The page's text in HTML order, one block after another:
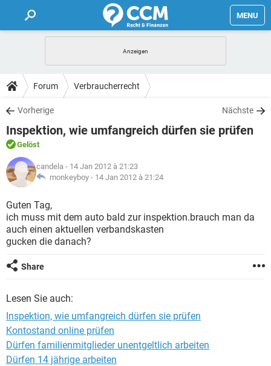
MENU
FORUM
TIPPS
LEXIKON
Forum Verbraucherrecht
Vorherige Nächste
Inspektion, wie umfangreich dürfen sie prüfen
Gelöst
candela - 14 Jan 2012 à 21:23
monkeyboy - 14 Jan 2012 à 21:24
Guten Tag,
ich muss mit dem auto bald zur inspektion.brauch man da
auch einen aktuellen verbandskasten
gucken die danach?
Share
Lesen Sie auch:
Inspektion, wie umfangreich dürfen sie prüfen
Kontostand online prüfen
Dürfen familienmitglieder unentgeltlich arbeiten
Dürfen 14 jährige arbeiten